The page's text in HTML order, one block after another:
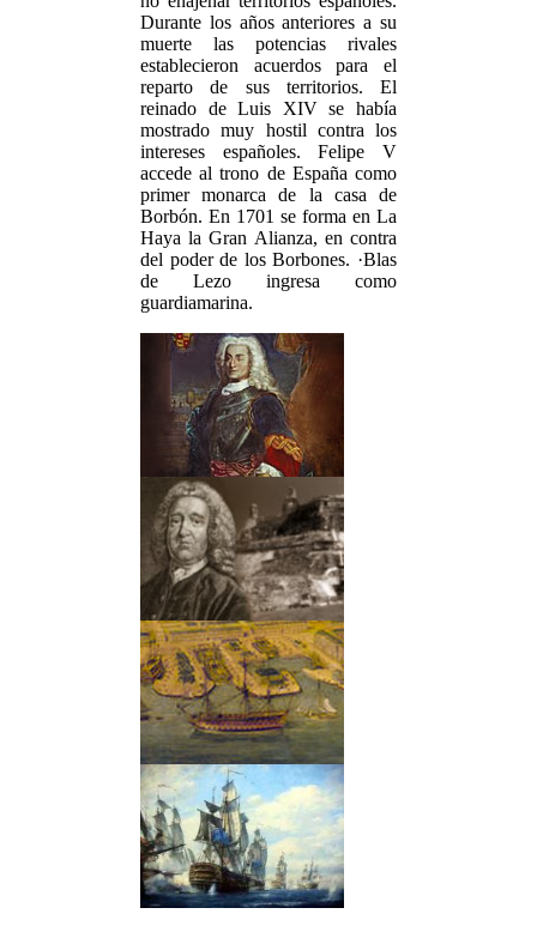
Durante los años anteriores a su
muerte las potencias rivales
establecieron acuerdos para el
reparto de sus territorios. El
reinado de Luis XIV se había
mostrado muy hostil contra los
intereses españoles. Felipe V
accede al trono de España como
primer monarca de la casa de
Borbón. En 1701 se forma en La
Haya la Gran Alianza, en contra
del poder de los Borbones. ·Blas
de Lezo ingresa como
guardiamarina.